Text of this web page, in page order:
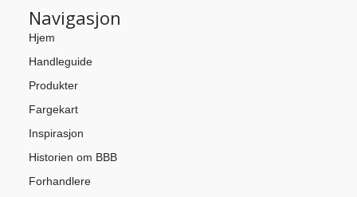
Navigasjon
Hjem
Handleguide
Produkter
Fargekart
Inspirasjon
Historien om BBB
Forhandlere